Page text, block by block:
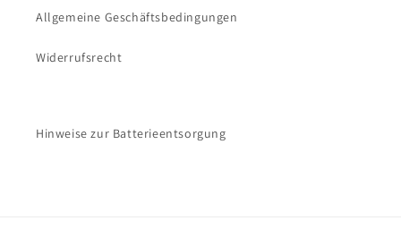
Allgemeine Geschäftsbedingungen
Widerrufsrecht
Hinweise zur Batterieentsorgung